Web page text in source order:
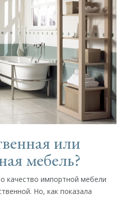
или
мебель?
качество импортной мебели
Но, как показала